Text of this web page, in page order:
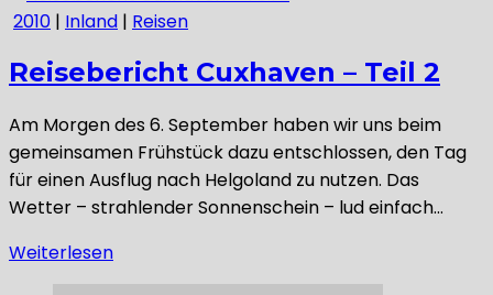
2010 | Inland | Reisen
Reisebericht Cuxhaven – Teil 2
Am Morgen des 6. September haben wir uns beim
gemeinsamen Frühstück dazu entschlossen, den Tag
für einen Ausflug nach Helgoland zu nutzen. Das
Wetter – strahlender Sonnenschein – lud einfach…
Weiterlesen